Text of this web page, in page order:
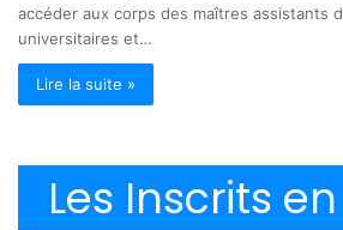
accéder aux corps des maîtres assistants
universitaires et…
Lire la suite »
Les Inscrits